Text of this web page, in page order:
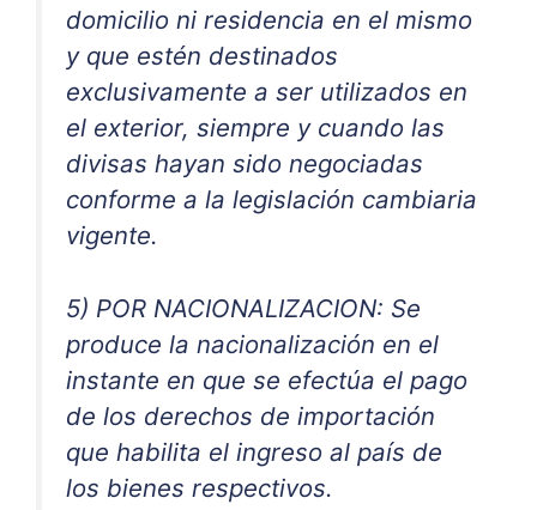
domicilio ni residencia en el mismo
y que estén destinados
exclusivamente a ser utilizados en
el exterior, siempre y cuando las
divisas hayan sido negociadas
conforme a la legislación cambiaria
vigente.
5) POR NACIONALIZACION: Se
produce la nacionalización en el
instante en que se efectúa el pago
de los derechos de importación
que habilita el ingreso al país de
los bienes respectivos.